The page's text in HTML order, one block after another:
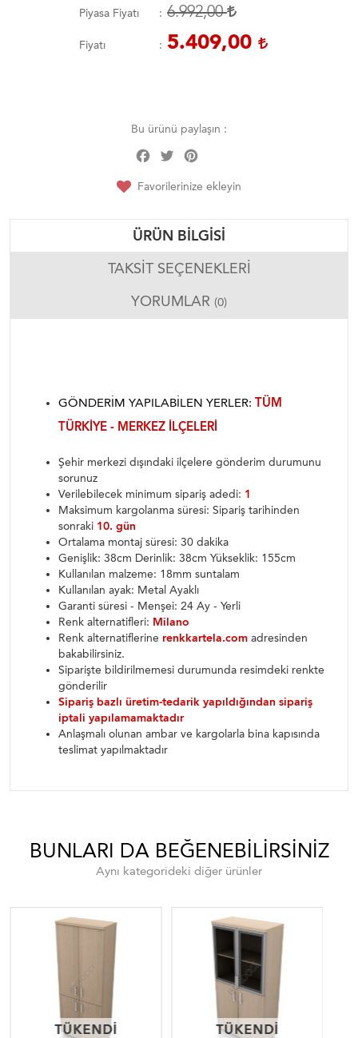
Piyasa Fiyatı 6.992,00
Fiyatı 5.409,00
Bu ürünü paylaşın :
Facebook
Twitter
Favorilerinize ekleyin
ÜRÜN BILGISI
TAKSIT SEÇENEKLERI
YORUMLAR (0)
GÖNDERIM YAPILABILEN YERLER: TÜM
TÜRKIYE - MERKEZ ILÇELERI
Şehir merkezi dışındaki ilçelere gönderim durumunu
sorunuz
Verilebilecek minimum sipariş adedi: 1
Maksimum kargolanma süresi: Sipariş tarihinden
sonraki 10. gün
Ortalama montaj süresi: 30 dakika
Genişlik: 38cm Derinlik: 38cm Yükseklik: 155cm
Kullanılan malzeme: 18mm suntalam
Kullanılan ayak: Metal Ayaklı
Garanti süresi - Menşei: 24 Ay - Yerli
Renk alternatifleri: Milano
Renk alternatiflerine renkkartela.com adresinden
bakabilirsiniz.
Siparişte bildirilmemesi durumunda resimdeki renkte
gönderilir
Sipariş bazlı üretim-tedarik yapıldığından sipariş
iptali yapılamamaktadır
Anlaşmalı olunan ambar ve kargolarla bina kapısında
teslimat yapılmaktadır
BUNLARI DA BEĞENEBILIRSINIZ
Aynı kategorideki diğer ürünler
TÜKENDI
TÜKENDI TÜKENDI
TÜKENDI